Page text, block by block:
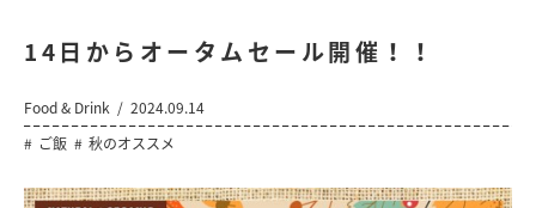
14日からオータムセール開催！！
Food & Drink
2024.09.14
ご飯
秋のオススメ